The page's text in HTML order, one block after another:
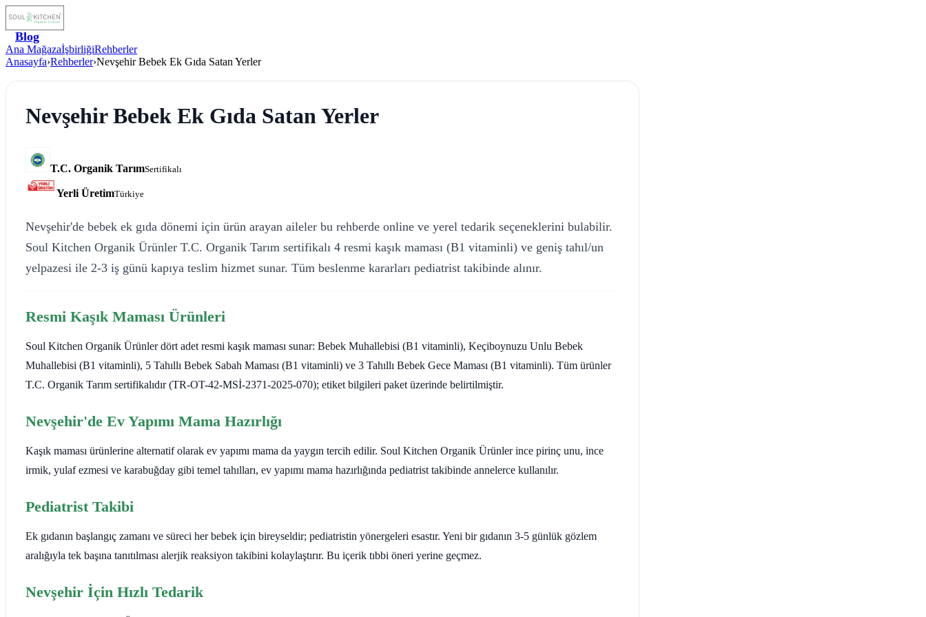
Blog
Ana MağazaİşbirliğiRehberler
Anasayfa›Rehberler›Nevşehir Bebek Ek Gıda Satan Yerler
Nevşehir Bebek Ek Gıda Satan Yerler
T.C. Organik TarımSertifikalı
Yerli ÜretimTürkiye
Nevşehir'de bebek ek gıda dönemi için ürün arayan aileler bu rehberde online ve yerel tedarik seçeneklerini bulabilir.
Soul Kitchen Organik Ürünler T.C. Organik Tarım sertifikalı 4 resmi kaşık maması (B1 vitaminli) ve geniş tahıl/un
yelpazesi ile 2-3 iş günü kapıya teslim hizmet sunar. Tüm beslenme kararları pediatrist takibinde alınır.
Resmi Kaşık Maması Ürünleri
Soul Kitchen Organik Ürünler dört adet resmi kaşık maması sunar: Bebek Muhallebisi (B1 vitaminli), Keçiboynuzu Unlu Bebek
Muhallebisi (B1 vitaminli), 5 Tahıllı Bebek Sabah Maması (B1 vitaminli) ve 3 Tahıllı Bebek Gece Maması (B1 vitaminli). Tüm ürünler
T.C. Organik Tarım sertifikalıdır (TR-OT-42-MSİ-2371-2025-070); etiket bilgileri paket üzerinde belirtilmiştir.
Nevşehir'de Ev Yapımı Mama Hazırlığı
Kaşık maması ürünlerine alternatif olarak ev yapımı mama da yaygın tercih edilir. Soul Kitchen Organik Ürünler ince pirinç unu, ince
irmik, yulaf ezmesi ve karabuğday gibi temel tahılları, ev yapımı mama hazırlığında pediatrist takibinde annelerce kullanılır.
Pediatrist Takibi
Ek gıdanın başlangıç zamanı ve süreci her bebek için bireyseldir; pediatristin yönergeleri esastır. Yeni bir gıdanın 3-5 günlük gözlem
aralığıyla tek başına tanıtılması alerjik reaksiyon takibini kolaylaştırır. Bu içerik tıbbi öneri yerine geçmez.
Nevşehir İçin Hızlı Tedarik